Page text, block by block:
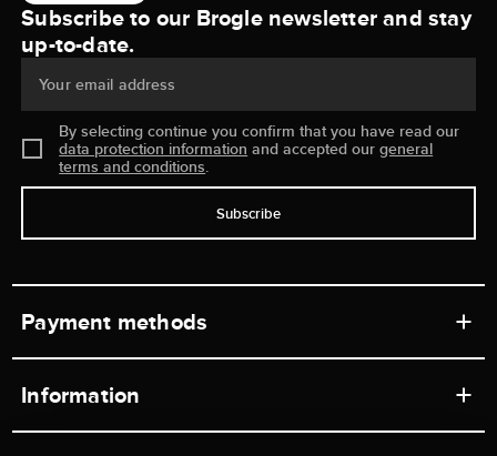
Subscribe to our Brogle newsletter and stay
up-to-date.
Your email address
By selecting continue you confirm that you have read our
data protection information and accepted ourgeneral
terms and conditions.
Subscribe
Payment methods
Information